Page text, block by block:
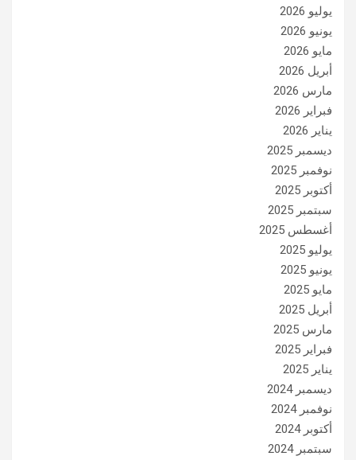
يوليو 2026
يونيو 2026
مايو 2026
أبريل 2026
مارس 2026
فبراير 2026
يناير 2026
ديسمبر 2025
نوفمبر 2025
أكتوبر 2025
سبتمبر 2025
أغسطس 2025
يوليو 2025
يونيو 2025
مايو 2025
أبريل 2025
مارس 2025
فبراير 2025
يناير 2025
ديسمبر 2024
نوفمبر 2024
أكتوبر 2024
سبتمبر 2024